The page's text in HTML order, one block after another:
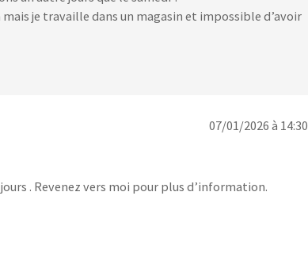
je travaille dans un magasin et impossible d’avoir
07/01/2026 à 14:30
. Revenez vers moi pour plus d’information.